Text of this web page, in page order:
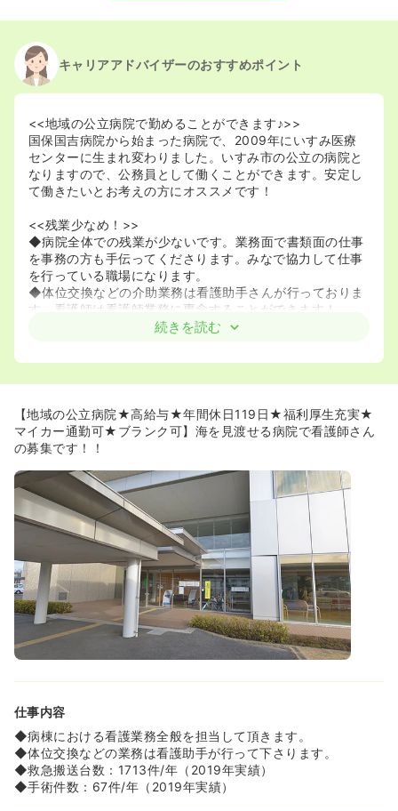
2021/06/10正・准看護師の募集を開始
キャリアアドバイザーのおすすめポイント
<<地域の公立病院で勤めることができます♪>>
国保国吉病院から始まった病院で、2009年にいすみ医療
センターに生まれ変わりました。いすみ市の公立の病院と
なりますので、公務員として働くことができます。安定し
て働きたいとお考えの方にオススメです！
<<残業少なめ！>>
◆病院全体での残業が少ないです。業務面で書類面の仕事
を事務の方も手伝ってくださります。みなで協力して仕事
を行っている職場になります。
◆体位交換などの介助業務は看護助手さんが行っておりま
す。看護師は看護師業務に専念することができます！
◆お子さんのいらっしゃる看護師さんが80％以上！お子さ
◆改築したきれいな託児所があります。小さいお子さんが
いる方も安心して働くことができます。
◆結婚出産を経て、復職された方も多数いらっしゃいま
す。ブランクがある方も安心してご応募ください！
続きを読む
【地域の公立病院★高給与★年間休日119日★福利厚生充実★
マイカー通勤可★ブランク可】海を見渡せる病院で看護師さん
の募集です！！
仕事内容
◆病棟における看護業務全般を担当して頂きます。
◆体位交換などの業務は看護助手が行って下さります。
◆救急搬送台数：1713件/年（2019年実績）
◆手術件数：67件/年（2019年実績）